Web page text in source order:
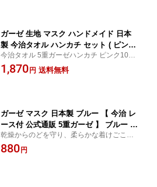
ガーゼ 生地 マスク ハンドメイド 日本
製 今治タオル ハンカチ セット ( ピンク
) 10枚 5重 ガーゼ ハンカチ セット 約19.
5×19.5cm 柔らか 軽い 今治 日本製 まと
今治タオル 5重ガーゼハンカチ ピンク10枚
セット エアリーガーゼ 国産 コットンガー
ゼ ベビー 赤ちゃん 男の子 女の子 無地 おし
1,870円 送料無料
ガーゼ マスク 日本製 ブルー 【 今治 レ
ース付 公式通販 5重ガーゼ 】 ブルー 薄
め 洗って使える 洗える 洗濯 風邪 乾燥
予防 対策 吸水 保湿 就寝 綿 小学校 在庫
乾燥からのどを守り、柔らかな着けごこち
にこだわった今治タオルのガーゼマスク 今
治 国産 マスク 保湿 安眠 日本製 綿100％ コ
880円